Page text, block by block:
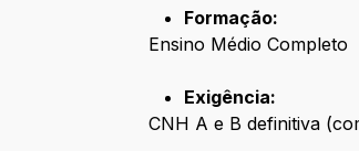
Formação:
Ensino Médio Completo
Exigência:
CNH A e B definitiva